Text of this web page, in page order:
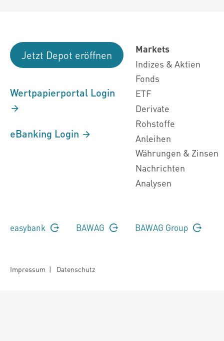
Jetzt Depot eröffnen
Wertpapierportal Login
eBanking Login
Markets
Indizes & Aktien
Fonds
ETF
Derivate
Rohstoffe
Anleihen
Währungen & Zinsen
Nachrichten
Analysen
easybank BAWAG BAWAG Group
Impressum | Datenschutz